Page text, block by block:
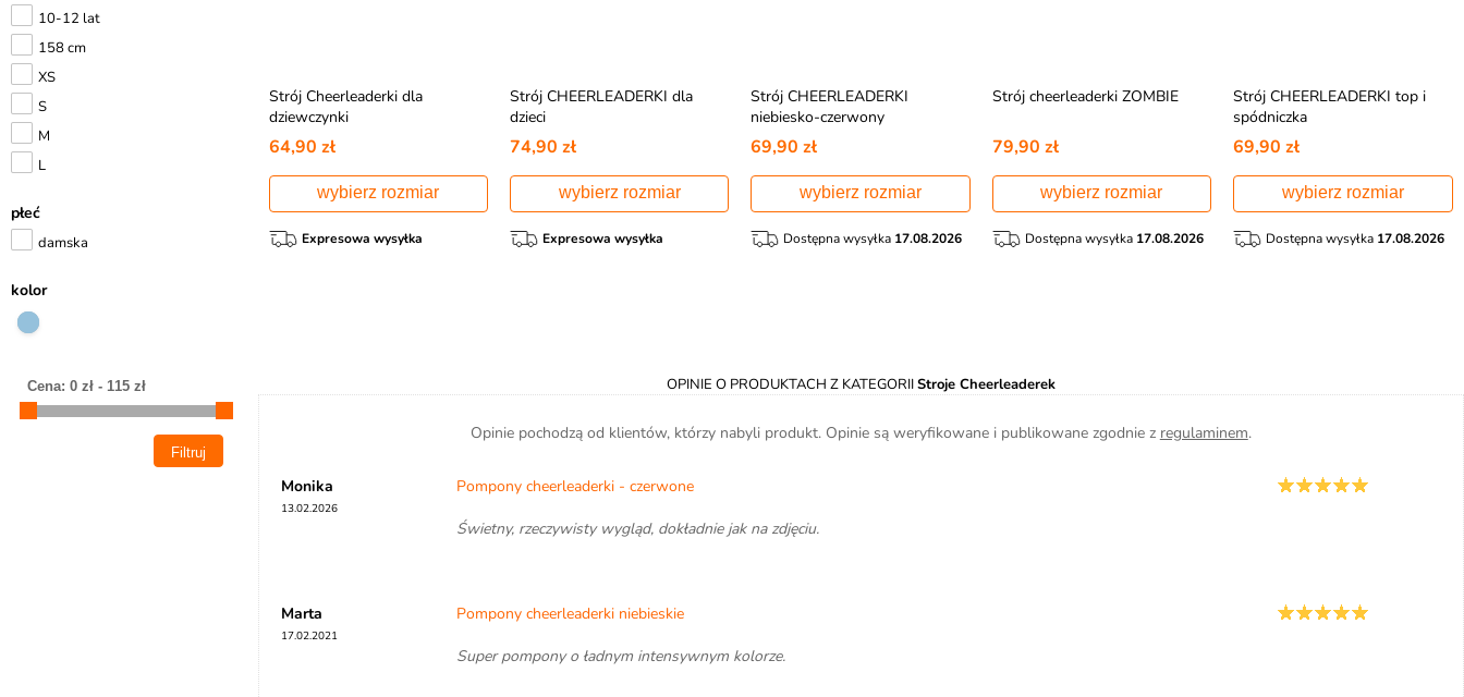
Strój Cheerleaderki dla
dziewczynki
64,90 zł
wybierz rozmiar
Expresowa wysyłka
Strój CHEERLEADERKI dla
dzieci
74,90 zł
wybierz rozmiar
Expresowa wysyłka
Strój CHEERLEADERKI
niebiesko-czerwony
69,90 zł
wybierz rozmiar
Dostępna wysyłka 17.08.2026
Strój cheerleaderki ZOMBIE
79,90 zł
wybierz rozmiar
Dostępna wysyłka 17.08.2026
Strój CHEERLEADERKI top i
spódniczka
69,90 zł
wybierz rozmiar
Dostępna wysyłka 17.08.2026
OPINIE O PRODUKTACH Z KATEGORIIStroje Cheerleaderek
Opinie pochodzą od klientów, którzy nabyli produkt. Opinie są weryfikowane i publikowane zgodnie z regulaminem.
Monika
13.02.2026
Pompony cheerleaderki - czerwone
Świetny, rzeczywisty wygląd, dokładnie jak na zdjęciu.
Marta
17.02.2021
Pompony cheerleaderki niebieskie
Super pompony o ładnym intensywnym kolorze.
10-12 lat
158 cm
XS
S
M
L
płeć
damska
kolor